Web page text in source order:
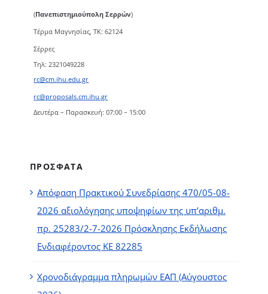
(Πανεπιστημιούπολη Σερρών)
Τέρμα Μαγνησίας, ΤΚ: 62124
Σέρρες
Τηλ: 2321049228
rc@cm.ihu.edu.gr
rc@proposals.cm.ihu.gr
Δευτέρα – Παρασκευή: 07:00 – 15:00
ΠΡΟΣΦΑΤΑ
Απόφαση Πρακτικού Συνεδρίασης 470/05-08-
2026 αξιολόγησης υποψηφίων της υπ’αριθμ.
πρ. 25283/2-7-2026 Πρόσκλησης Εκδήλωσης
Ενδιαφέροντος ΚΕ 82285
Χρονοδιάγραμμα πληρωμών ΕΑΠ (Αύγουστος